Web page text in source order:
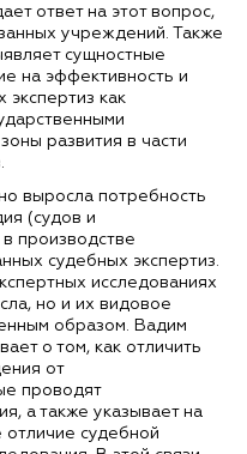
ответ на этот вопрос,
учреждений. Также
сущностные
на эффективность и
экспертиз как
развития в части
выросла потребность
(судов и
производстве
судебных экспертиз.
исследованиях
но и их видовое
образом. Вадим
о том, как отличить
от
проводят
а также указывает на
отличие судебной